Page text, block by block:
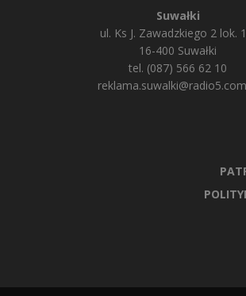
Suwałki
ul. Ks J. Zawadzkiego 2 lok.
16-400 Suwałki
tel. (087) 566 62 10